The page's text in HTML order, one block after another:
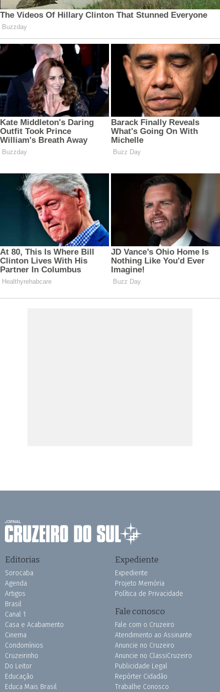
Editorias
Sorocaba
Agenda
Artigos
Brasil
Canal 1
Casa e Acabamento
Cinema
Condomínios
Cruzeirinho
Do Leitor
Educação
Educa Mais Brasil
Expediente
Expediente
Projeto Memória
Política de Privacidade
Fale conosco
Fale com o Cruzeiro
Atendimento ao Assinante
Anuncie no Cruzeiro
Anuncie no ClassiCruzeiro
Publicidade Legal
Repórter Cidadão
Trabalhe Conosco